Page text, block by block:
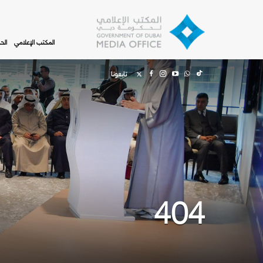
المكتب الإعلامي
تابعونا
404